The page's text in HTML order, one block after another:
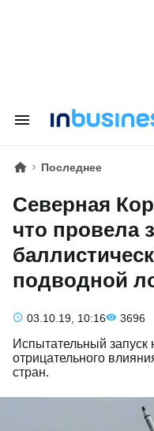
Последнее
Северная
что провела
подводной
03.10.19, 10:16 3696
Испытательный запуск
отрицательного
стран.